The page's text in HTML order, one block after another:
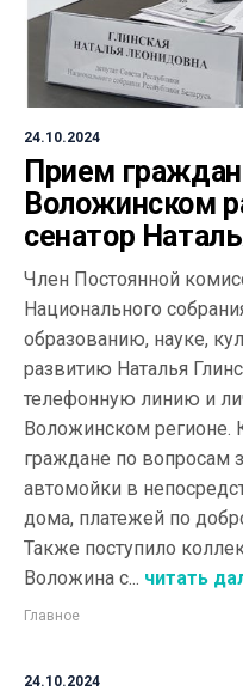
24.10.2024
Прием
Воложинском
сенатор
Член Постоянной
Национального
образованию, науке,
развитию Наталья
телефонную линию и
Воложинском регионе.
граждане по вопросам
автомойки в
дома, платежей по
Также поступило
Воложина с... читать
Главное
24.10.2024